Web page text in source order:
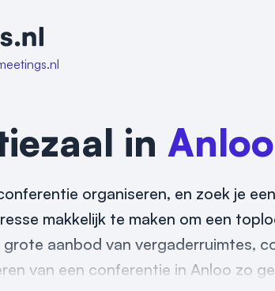
in Anloo
organiseren, en zoek je
makkelijk te maken om een
aanbod van vergaderruimtes,
van een conferentie in Anloo zo